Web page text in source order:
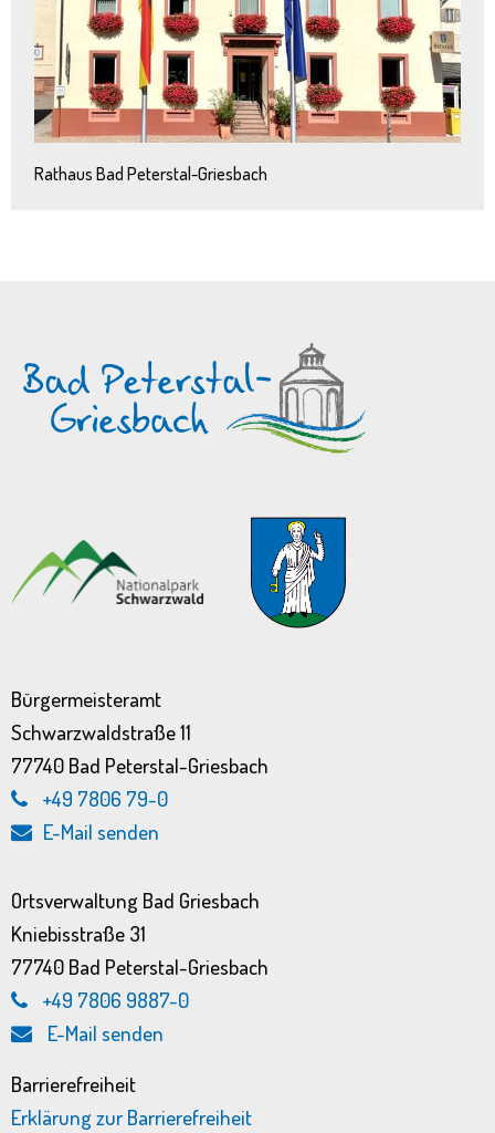
Rathaus Bad Peterstal-Griesbach
Bürgermeisteramt
Schwarzwaldstraße 11
77740 Bad Peterstal-Griesbach
+49 7806 79-0
E-Mail senden
Ortsverwaltung Bad Griesbach
Kniebisstraße 31
77740 Bad Peterstal-Griesbach
+49 7806 9887-0
E-Mail senden
Barrierefreiheit
Erklärung zur Barrierefreiheit